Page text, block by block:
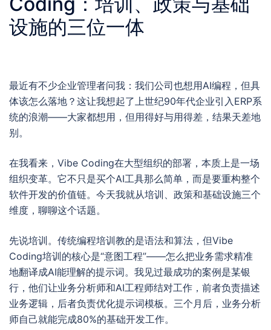
设施的三位一体
最近有不少企业管理者问我：我们公司也想用AI编程，但具
体该怎么落地？这让我想起了上世纪90年代企业引入ERP系
统的浪潮——大家都想用，但用得好与用得差，结果天差地
别。
在我看来，Vibe Coding在大型组织的部署，本质上是一场
组织变革。它不只是买个AI工具那么简单，而是要重构整个
软件开发的价值链。今天我就从培训、政策和基础设施三个
维度，聊聊这个话题。
先说培训。传统编程培训教的是语法和算法，但Vibe
Coding培训的核心是“意图工程”——怎么把业务需求精准
地翻译成AI能理解的提示词。我见过最成功的案例是某银
行，他们让业务分析师和AI工程师结对工作，前者负责描述
业务逻辑，后者负责优化提示词模板。三个月后，业务分析
师自己就能完成80%的基础开发工作。